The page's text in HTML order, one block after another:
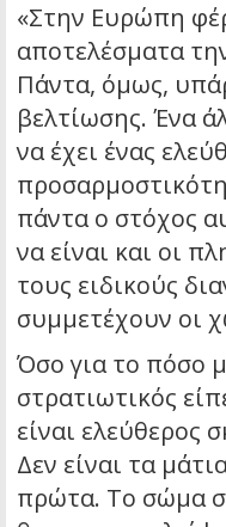
«Στην Ευρώπη
αποτελέσματα
Πάντα, όμως,
βελτίωσης. Ένα
να έχει ένας
πάντα ο στόχος
να είναι και οι
τους ειδικούς
συμμετέχουν οι
Όσο για το πόσο
στρατιωτικός
είναι ελεύθερος
Δεν είναι τα
πρώτα. Το σώμα